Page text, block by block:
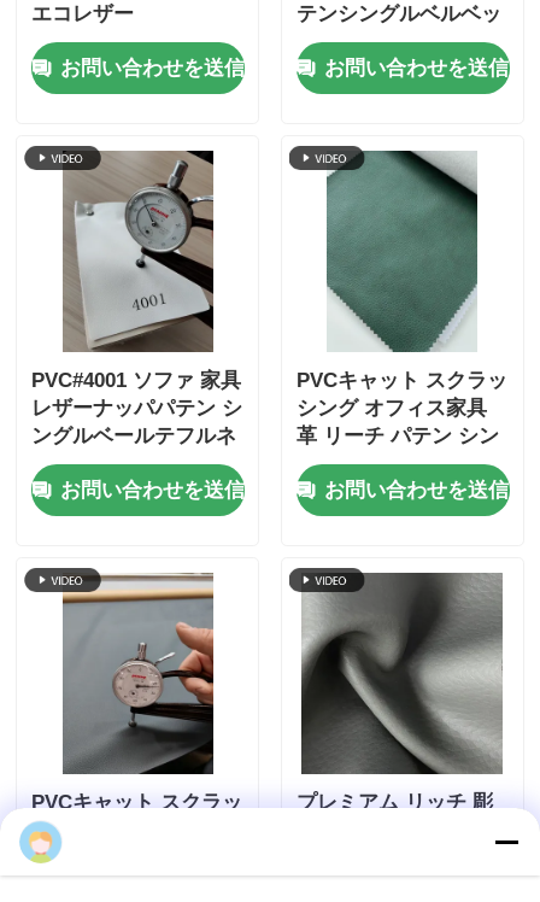
エコレザー
お問い合わせを送信
テンシングルベルベッ
トフリース裏地 1.0 ミ
リメートル * 1.4 メー
トル
お問い合わせを送信
PVC#4001 ソファ 家具
レザーナッパパテン シ
ングルベールテフルネ
スバック 1.0mm*1.4m
お問い合わせを送信
PVCキャット スクラッ
シング オフィス家具
革 リーチ パテン シン
グル ベルベットバック
お問い合わせを送信
PVCキャット スクラッ
シング オフィス家具
革 リーチ パテン シン
プレミアム リッチ 彫